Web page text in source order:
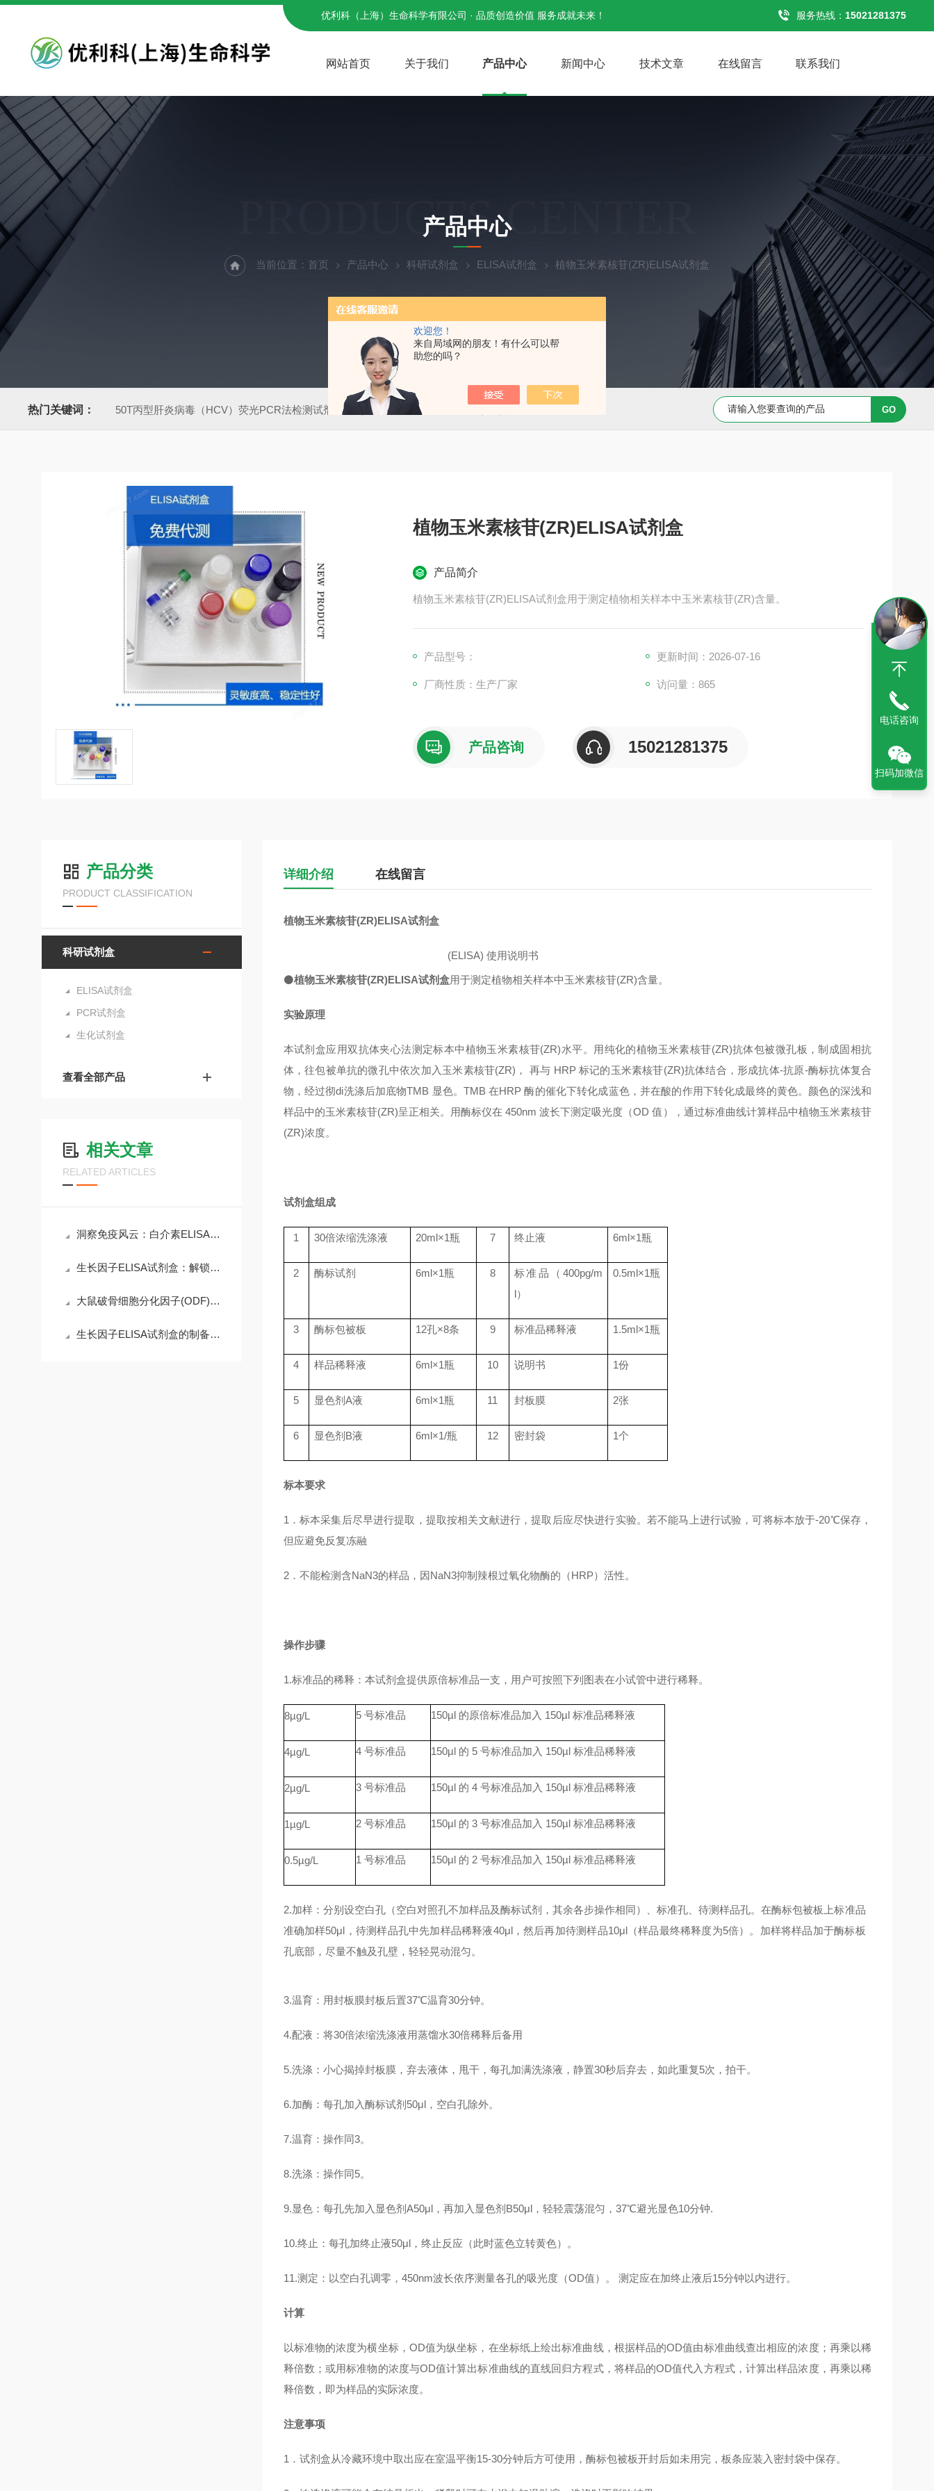
欢迎您！
来自局域网的朋友！有什么可以帮
助您的吗？
优利科（上海）生命科学有限公司 · 品质创造价值 服务成就未来！ 服务热线： 15021281375
网站首页 关于我们 产品中心 新闻中心 技术文章 在线留言 联系我们
PRODUCTS CENTER
产品中心
当前位置： 首页 产品中心 科研试剂盒 ELISA试剂盒 植物玉米素核苷(ZR)ELISA试剂盒
热门关键词： 50T丙型肝炎病毒（HCV）荧光PCR法检测试剂盒 50T肠道病毒通用型（EV）荧光PCR法检测试剂盒 Capan-1 细胞专用培养基 Caov-3 细胞专用培养基
植物玉米素核苷(ZR)ELISA试剂盒
产品简介
植物玉米素核苷(ZR)ELISA试剂盒用于测定植物相关样本中玉米素核苷(ZR)含量。
产品型号： 更新时间：2026-07-16
厂商性质：生产厂家 访问量：865
产品咨询 15021281375
产品分类
PRODUCT CLASSIFICATION
科研试剂盒
ELISA试剂盒
PCR试剂盒
生化试剂盒
查看全部产品
相关文章
RELATED ARTICLES
洞察免疫风云：白介素ELISA试剂盒在科研与临床中的核心价值
生长因子ELISA试剂盒：解锁科研精准需求，赋能高效检测核心优势
大鼠破骨细胞分化因子(ODF)ELISA试剂盒的操作注意事项
生长因子ELISA试剂盒的制备工艺探索
详细介绍 在线留言
植物玉米素核苷(ZR)ELISA试剂盒
(ELISA) 使用说明书
⚫植物玉米素核苷(ZR)ELISA试剂盒用于测定植物相关样本中玉米素核苷(ZR)含量。
实验原理
本试剂盒应用双抗体夹心法测定标本中植物玉米素核苷(ZR)水平。用纯化的植物玉米素核苷(ZR)抗体包被微孔板，制成固相抗
体，往包被单抗的微孔中依次加入玉米素核苷(ZR)， 再与 HRP 标记的玉米素核苷(ZR)抗体结合，形成抗体-抗原-酶标抗体复合
物，经过彻di洗涤后加底物TMB 显色。TMB 在HRP 酶的催化下转化成蓝色，并在酸的作用下转化成最终的黄色。颜色的深浅和
样品中的玉米素核苷(ZR)呈正相关。用酶标仪在 450nm 波长下测定吸光度（OD 值），通过标准曲线计算样品中植物玉米素核苷
(ZR)浓度。
试剂盒组成
1 30倍浓缩洗涤液 20ml×1瓶 7 终止液 6ml×1瓶
2 酶标试剂 6ml×1瓶 8 标准品（ 400pg/m
l）
0.5ml×1瓶
3 酶标包被板 12孔×8条 9 标准品稀释液 1.5ml×1瓶
4 样品稀释液 6ml×1瓶 10 说明书 1份
5 显色剂A液 6ml×1瓶 11 封板膜 2张
6 显色剂 B液 6ml×1/瓶 12 密封袋 1个
标本要求
1．标本采集后尽早进行提取，提取按相关文献进行，提取后应尽快进行实验。若不能马上进行试验，可将标本放于-20℃保存，
但应避免反复冻融
2．不能检测含NaN3的样品，因NaN3抑制辣根过氧化物酶的（HRP）活性。
操作步骤
1.标准品的稀释：本试剂盒提供原倍标准品一支，用户可按照下列图表在小试管中进行稀释。
8µg/L 5 号标准品 150µl 的原倍标准品加入 150µl 标准品稀释液
4µg/L 4 号标准品 150µl 的 5 号标准品加入 150µl 标准品稀释液
2µg/L 3 号标准品 150µl 的 4 号标准品加入 150µl 标准品稀释液
1µg/L 2 号标准品 150µl 的 3 号标准品加入 150µl 标准品稀释液
0.5µg/L 1 号标准品 150µl 的 2 号标准品加入 150µl 标准品稀释液
2.加样：分别设空白孔（空白对照孔不加样品及酶标试剂，其余各步操作相同）、标准孔、待测样品孔。在酶标包被板上标准品
准确加样50μl，待测样品孔中先加样品稀释液40μl，然后再加待测样品10μl（样品最终稀释度为5倍）。加样将样品加于酶标板
孔底部，尽量不触及孔壁，轻轻晃动混匀。
3.温育：用封板膜封板后置37℃温育30分钟。
4.配液：将30倍浓缩洗涤液用蒸馏水30倍稀释后备用
5.洗涤：小心揭掉封板膜，弃去液体，甩干，每孔加满洗涤液，静置30秒后弃去，如此重复5次，拍干。
6.加酶：每孔加入酶标试剂50μl，空白孔除外。
7.温育：操作同3。
8.洗涤：操作同5。
9.显色：每孔先加入显色剂A50μl，再加入显色剂B50μl，轻轻震荡混匀，37℃避光显色10分钟.
10.终止：每孔加终止液50μl，终止反应（此时蓝色立转黄色）。
11.测定：以空白孔调零，450nm波长依序测量各孔的吸光度（OD值）。 测定应在加终止液后15分钟以内进行。
计算
以标准物的浓度为横坐标，OD值为纵坐标，在坐标纸上绘出标准曲线，根据样品的OD值由标准曲线查出相应的浓度；再乘以稀
释倍数；或用标准物的浓度与OD值计算出标准曲线的直线回归方程式，将样品的OD值代入方程式，计算出样品浓度，再乘以稀
释倍数，即为样品的实际浓度。
注意事项
1．试剂盒从冷藏环境中取出应在室温平衡15-30分钟后方可使用，酶标包被板开封后如未用完，板条应装入密封袋中保存。
电话咨询
扫码加微信